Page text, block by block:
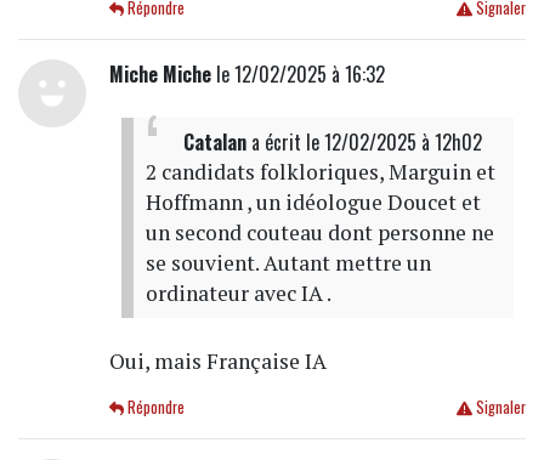
Signaler
Répondre
Miche Michele 12/02/2025 à 16:32
Catalana écrit le 12/02/2025 à 12h02
2 candidats folkloriques, Marguin et
Hoffmann , un idéologue Doucet et
un second couteau dont personne ne
se souvient. Autant mettre un
ordinateur avec IA .
Oui, mais Française IA
Signaler
Répondre